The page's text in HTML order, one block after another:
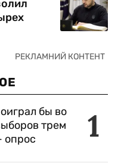
1
бы во
трем
опрос